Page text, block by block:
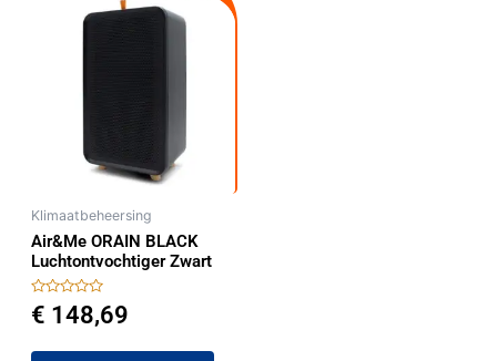
Klimaatbeheersing
Air&Me ORAIN BLACK
Luchtontvochtiger Zwart
Gewaardeerd
0
€ 148,69